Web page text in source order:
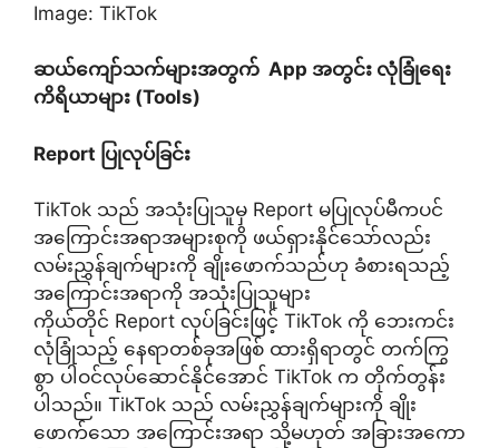
Image: TikTok
ဆယ်ကျော်သက်များအတွက် App အတွင်း လုံခြုံရေး
ကိရိယာများ (Tools)
Report ပြုလုပ်ခြင်း
TikTok သည် အသုံးပြုသူမှ Report မပြုလုပ်မီကပင်
အကြောင်းအရာအများစုကို ဖယ်ရှားနိုင်သော်လည်း
လမ်းညွှန်ချက်များကို ချိုးဖောက်သည်ဟု ခံစားရသည့်
အကြောင်းအရာကို အသုံးပြုသူများ
ကိုယ်တိုင် Report လုပ်ခြင်းဖြင့် TikTok ကို ဘေးကင်း
လုံခြုံသည့် နေရာတစ်ခုအဖြစ် ထားရှိရာတွင် တက်ကြွ
စွာ ပါဝင်လုပ်ဆောင်နိုင်အောင် TikTok က တိုက်တွန်း
ပါသည်။ TikTok သည် လမ်းညွှန်ချက်များကို ချိုး
ဖောက်သော အကြောင်းအရာ သို့မဟုတ် အခြားအကော